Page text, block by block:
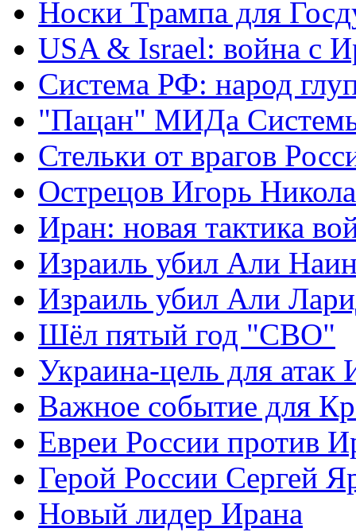
Носки Трампа для
USA & Israel: война с
Система РФ: народ
"Пацан" МИДа
Стельки от врагов
Острецов Игорь
Иран: новая тактика
Израиль убил Али
Израиль убил Али
Шёл пятый год "СВО"
Украина-цель для атак
Важное событие для
Евреи России против
Герой России Сергей
Новый лидер Ирана